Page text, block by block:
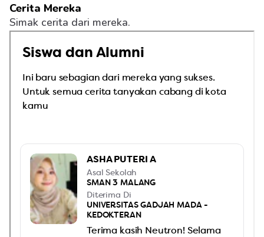
Cerita Mereka
Simak cerita dari mereka.